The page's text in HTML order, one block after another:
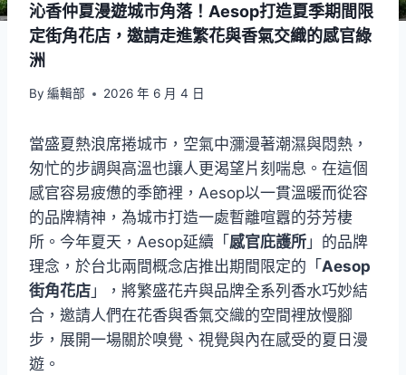
沁香仲夏漫遊城市角落！Aesop打造夏季期間限
定街角花店，邀請走進繁花與香氣交織的感官綠
洲
By 編輯部 2026 年 6 月 4 日
當盛夏熱浪席捲城市，空氣中瀰漫著潮濕與悶熱，
匆忙的步調與高溫也讓人更渴望片刻喘息。在這個
感官容易疲憊的季節裡，Aesop以一貫溫暖而從容
的品牌精神，為城市打造一處暫離喧囂的芬芳棲
所。今年夏天，Aesop延續「 感官庇護所 」的品牌
理念，於台北兩間概念店推出期間限定的「 Aesop
街角花店 」，將繁盛花卉與品牌全系列香水巧妙結
合，邀請人們在花香與香氣交織的空間裡放慢腳
步，展開一場關於嗅覺、視覺與內在感受的夏日漫
遊。